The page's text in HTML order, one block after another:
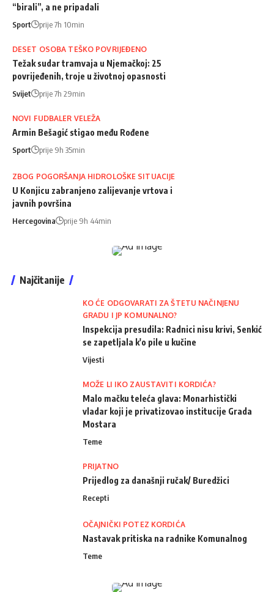
“birali”, a ne pripadali
Sport prije 7h 10min
DESET OSOBA TEŠKO POVRIJEĐENO
Težak sudar tramvaja u Njemačkoj: 25
povrijeđenih, troje u životnoj opasnosti
Svijet prije 7h 29min
NOVI FUDBALER VELEŽA
Armin Bešagić stigao među Rođene
Sport prije 9h 35min
ZBOG POGORŠANJA HIDROLOŠKE SITUACIJE
U Konjicu zabranjeno zalijevanje vrtova i
javnih površina
Hercegovina prije 9h 44min
Najčitanije
KO ĆE ODGOVARATI ZA ŠTETU NAČINJENU
GRADU I JP KOMUNALNO?
Inspekcija presudila: Radnici nisu krivi, Senkić
se zapetljala k'o pile u kučine
Vijesti
MOŽE LI IKO ZAUSTAVITI KORDIĆA?
Malo mačku teleća glava: Monarhistički
vladar koji je privatizovao institucije Grada
Mostara
Teme
PRIJATNO
Prijedlog za današnji ručak/ Buredžici
Recepti
OČAJNIČKI POTEZ KORDIĆA
Nastavak pritiska na radnike Komunalnog
Teme